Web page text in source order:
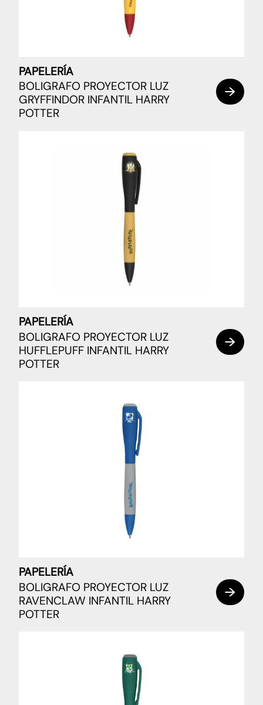
PAPELERÍA
BOLIGRAFO PROYECTOR LUZ
GRYFFINDOR INFANTIL HARRY
POTTER
PAPELERÍA
BOLIGRAFO PROYECTOR LUZ
HUFFLEPUFF INFANTIL HARRY
POTTER
PAPELERÍA
BOLIGRAFO PROYECTOR LUZ
RAVENCLAW INFANTIL HARRY
POTTER